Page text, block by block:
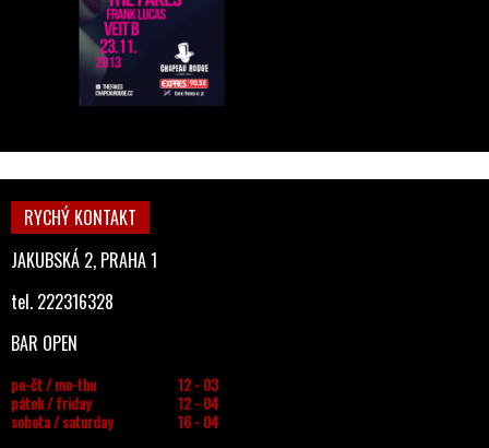
RYCHÝ KONTAKT
JAKUBSKÁ 2, PRAHA 1
tel. 222316328
BAR OPEN
po-čt / mo-thu
12 - 03
pátek / friday
12 - 04
sobota / saturday
16 - 04